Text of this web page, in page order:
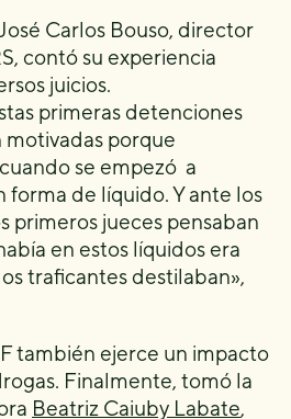
Carlos Bouso, director
contó su experiencia
juicios.
primeras detenciones
motivadas porque
se empezó a
forma de líquido. Y ante los
primeros jueces pensaban
en estos líquidos era
traficantes destilaban»,
también ejerce un impacto
Finalmente, tomó la
Beatriz Caiuby Labate,